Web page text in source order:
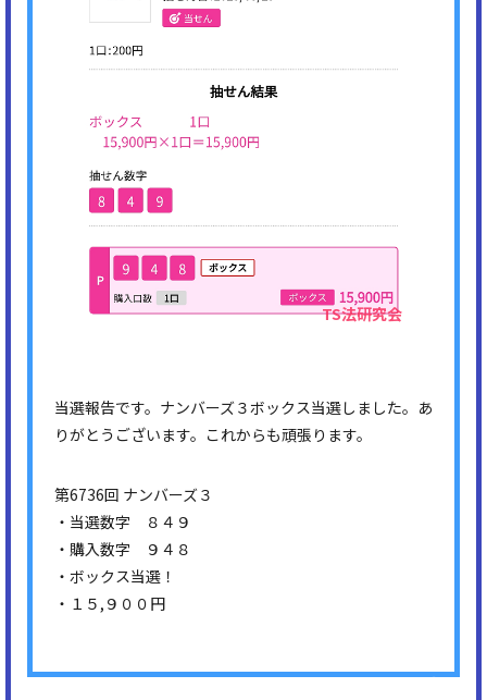
当選報告です。ナンバーズ３ボックス当選しました。あ
りがとうございます。これからも頑張ります。
第6736回 ナンバーズ３
・当選数字 ８４９
・購入数字 ９４８
・ボックス当選！
・１５,９００円